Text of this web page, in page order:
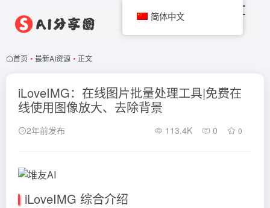
首页 • 最新AI资源 • 正文
iLoveIMG：在线图片批量处理工具|免费在
线使用图像放大、去除背景
2年前发布 113.4K 0 0
iLoveIMG 综合介绍
简体中文